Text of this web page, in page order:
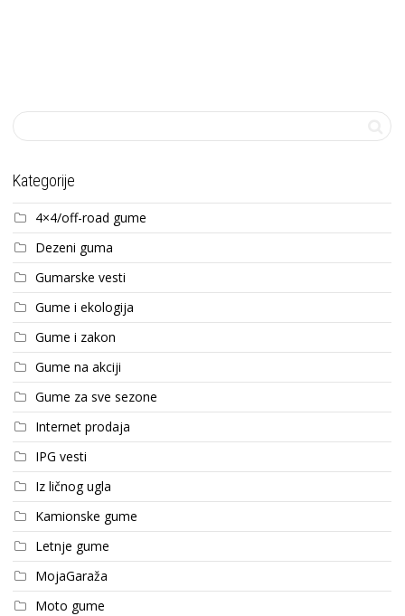
Kategorije
4×4/off-road gume
Dezeni guma
Gumarske vesti
Gume i ekologija
Gume i zakon
Gume na akciji
Gume za sve sezone
Internet prodaja
IPG vesti
Iz ličnog ugla
Kamionske gume
Letnje gume
MojaGaraža
Moto gume